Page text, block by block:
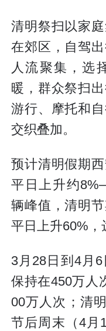
清明祭扫以家
在郊区，自驾
人流聚集，选
暖，群众祭扫
游行、摩托和
交织叠加。
预计清明假期
平日上升约
辆峰值，清明
平日上升60%，
3月28日到4月
保持在450万人
00万人次；清
节后周末（4月